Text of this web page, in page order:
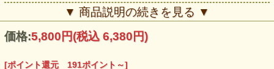
モデル身長：173cm▼ 商品説明の続きを見る ▼
価格:5,800円(税込 6,380円)
[ポイント還元 191ポイント～]